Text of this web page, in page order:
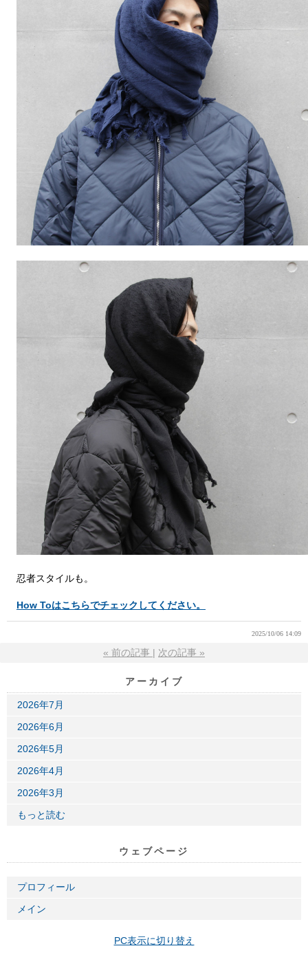
忍者スタイルも。
How Toはこちらでチェックしてください。
2025/10/06 14:09
« 前の記事 次の記事 »
アーカイブ
2026年7月
2026年6月
2026年5月
2026年4月
2026年3月
もっと読む
ウェブページ
プロフィール
メイン
PC表示に切り替え